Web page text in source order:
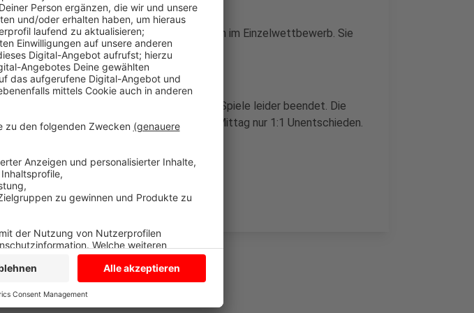
von Bredow-Werndl und Silber Isabell Werth im Einzelwettbewerb. Sie
Deutschen Team Gold gewonnen.
aus Nordkirchen sind die olympischen Spiele leider beendet. Die
erreicht gegen die Elfenbeinküste heute Mittag nur 1:1 Unentschieden.